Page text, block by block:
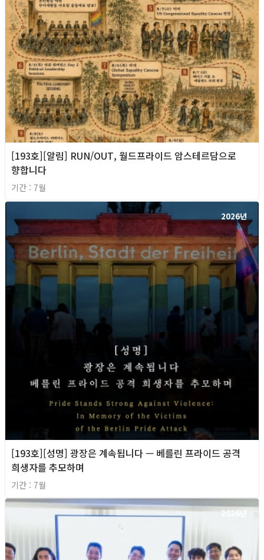
[193호][알림] RUN/OUT, 월드프라이드 암스테르담으로
향합니다
기간 : 7월
2026년
[193호][성명] 광장은 계속됩니다 — 베를린 프라이드 공격
희생자를 추모하며
기간 : 7월
2026년